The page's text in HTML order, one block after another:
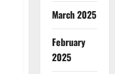
March 2025
February
2025